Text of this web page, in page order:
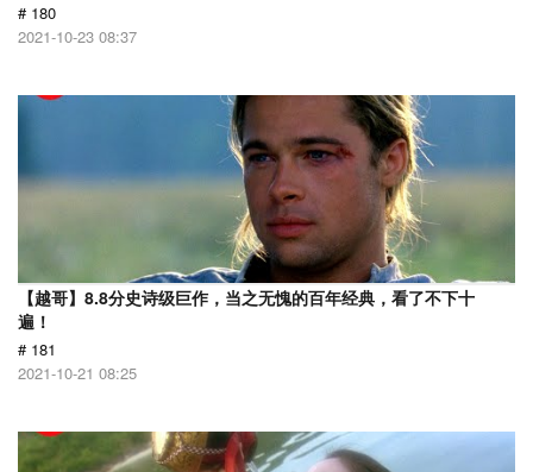
# 180
2021-10-23 08:37
【越哥】8.8分史诗级巨作，当之无愧的百年经典，看了不下十
遍！
# 181
2021-10-21 08:25